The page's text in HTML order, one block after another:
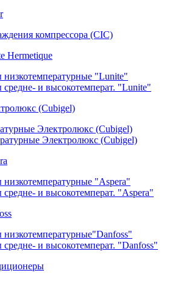
компрессора (CIC)
Hermetique
низкотемпературные "Lunite"
и высокотемперат. "Lunite"
(Cubigel)
Электролюкс (Cubigel)
Электролюкс (Cubigel)
"Aspera"
и высокотемперат. "Aspera"
и высокотемперат. "Danfoss"